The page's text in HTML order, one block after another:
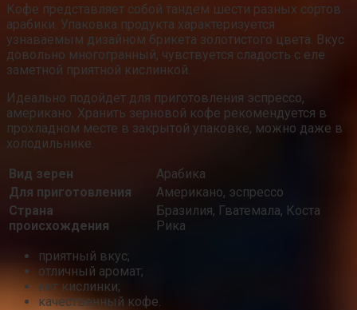
Кофе представляет собой тандем шести разных сортов
арабики. Упаковка продукта характеризуется
узнаваемым дизайном брикета золотистого цвета. Вкус
довольно многогранный, чувствуется сладость с еле
заметной приятной кислинкой.
Идеально подойдет для приготовления эспрессо,
американо. Хранить зерновой кофе рекомендуется в
прохладном месте в закрытой упаковке, можно даже в
холодильнике.
Вид зерен
Арабика
Для приготовления
Американо, эспрессо
Страна
происхождения
Бразилия, Гватемала, Коста
Рика
приятный вкус;
отличный аромат;
нет кислинки;
качественный кофе.